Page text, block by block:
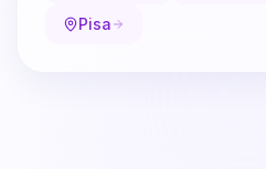
Pisa